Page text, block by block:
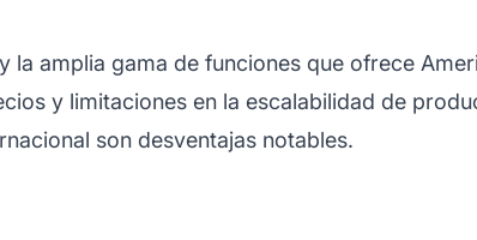
amplia gama de funciones que ofrece
y limitaciones en la escalabilidad de
son desventajas notables.